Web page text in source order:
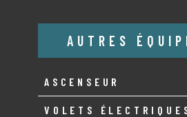
AUTRES
ASCENSEUR
VOLETS